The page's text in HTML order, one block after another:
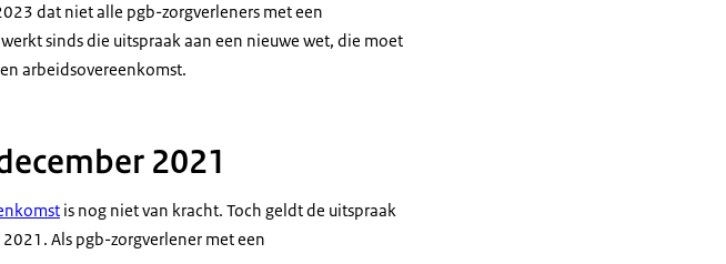
dat niet alle pgb-zorgverleners met een
sinds die uitspraak aan een nieuwe wet, die moet
arbeidsovereenkomst.
2021
is nog niet van kracht. Toch geldt de uitspraak
Als pgb-zorgverlener met een